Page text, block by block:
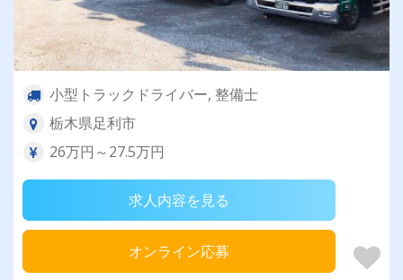
小型トラックドライバー, 整備士
栃木県足利市
26万円～27.5万円
求人内容を見る
オンライン応募